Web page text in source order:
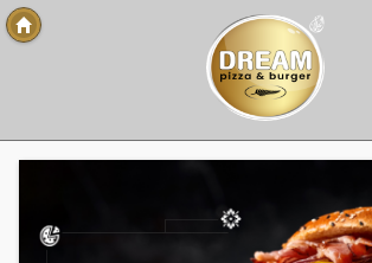
Copyright 2013 Des-Click Com